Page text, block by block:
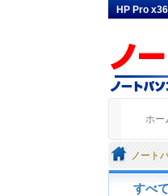
HP Pro
ホー
ノート
すべ